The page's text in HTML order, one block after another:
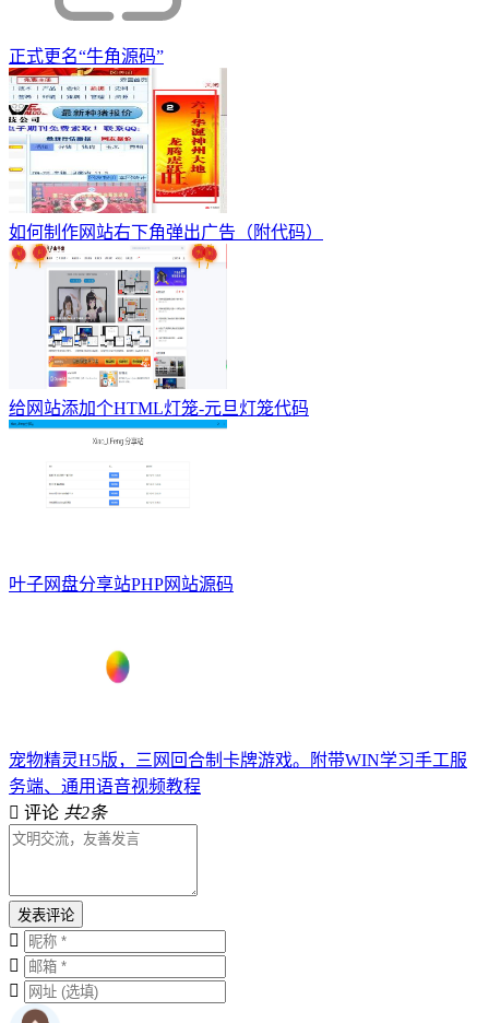
正式更名“牛角源码”
如何制作网站右下角弹出广告（附代码）
给网站添加个HTML灯笼-元旦灯笼代码
叶子网盘分享站PHP网站源码
宠物精灵H5版，三网回合制卡牌游戏。附带WIN学习手工服
务端、通用语音视频教程
评论 共2条
发表评论